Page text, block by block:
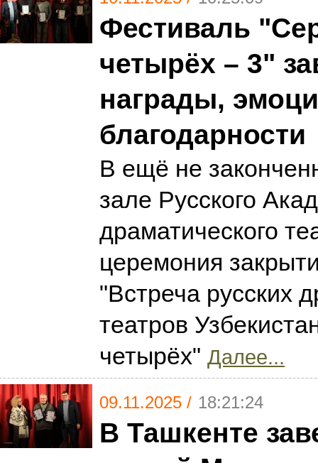
Фестиваль
четырёх – 3"
награды,
благодарности
В ещё не
зале Русского
драматического
церемония
"Встреча русских
театров
четырёх" Далее...
09.11.2025 / 18:21:24
В Ташкенте